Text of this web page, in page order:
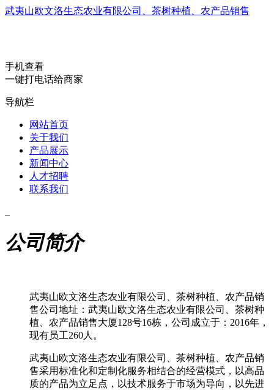
武夷山欧文洛生态农业有限公司、茶树种植、农产品销售
手机查看
一键打电话给商家
导航栏
网站首页
关于我们
产品展示
新闻中心
人才招聘
联系我们
公司简介
武夷山欧文洛生态农业有限公司、茶树种植、农产品销
售公司地址：武夷山欧文洛生态农业有限公司、茶树种
植、农产品销售大厦128号16栋，公司成立于：2016年，
现有员工260人。
武夷山欧文洛生态农业有限公司、茶树种植、农产品销
售采用标准化和定制化服务相结合的经营模式，以高品
质的产品为立足点，以技术服务于市场为导向，以先进